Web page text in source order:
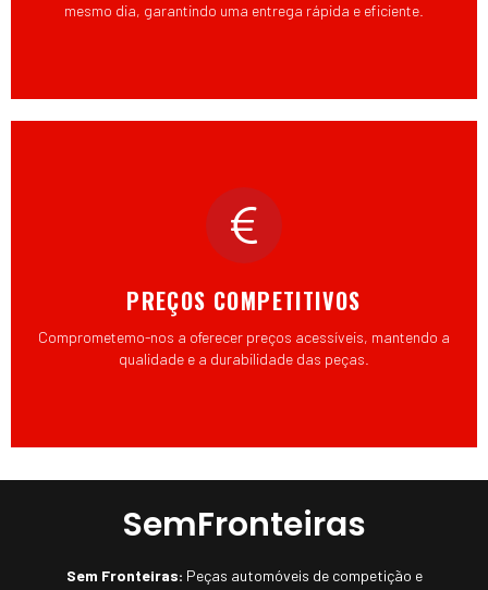
mesmo dia, garantindo uma entrega rápida e eficiente.
PREÇOS COMPETITIVOS
Comprometemo-nos a oferecer preços acessíveis, mantendo a
qualidade e a durabilidade das peças.
SemFronteiras
Sem Fronteiras: Peças automóveis de competição e